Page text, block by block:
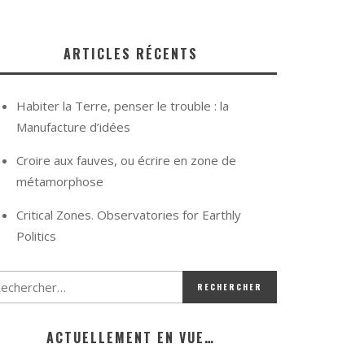
ARTICLES RÉCENTS
Habiter la Terre, penser le trouble : la
Manufacture d’idées
Croire aux fauves, ou écrire en zone de
métamorphose
Critical Zones. Observatories for Earthly
Politics
ACTUELLEMENT EN VUE…